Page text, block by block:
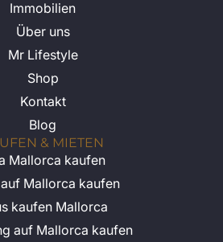
Immobilien
Über uns
Mr Lifestyle
Shop
Kontakt
Blog
& MIETEN
Mallorca kaufen
Mallorca kaufen
kaufen Mallorca
auf Mallorca kaufen